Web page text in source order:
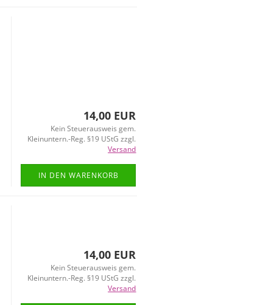
14,00 EUR
Kein Steuerausweis gem.
Kleinuntern.-Reg. §19 UStG zzgl.
Versand
IN DEN WARENKORB
14,00 EUR
Kein Steuerausweis gem.
Kleinuntern.-Reg. §19 UStG zzgl.
Versand